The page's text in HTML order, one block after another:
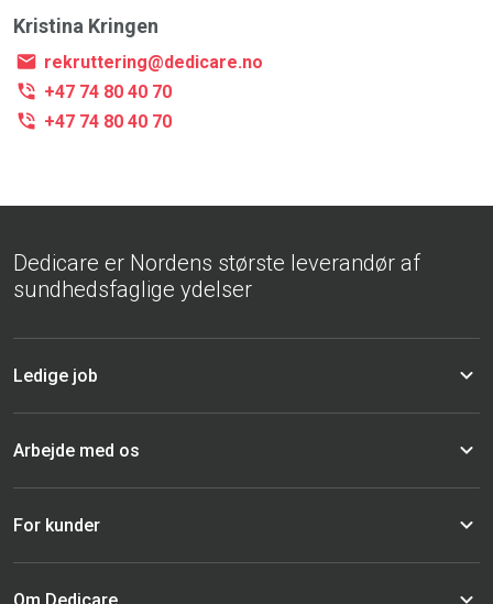
Kristina Kringen
rekruttering@dedicare.no
+47 74 80 40 70
+47 74 80 40 70
Dedicare er Nordens største leverandør af
sundhedsfaglige ydelser
Ledige job
Arbejde med os
For kunder
Om Dedicare